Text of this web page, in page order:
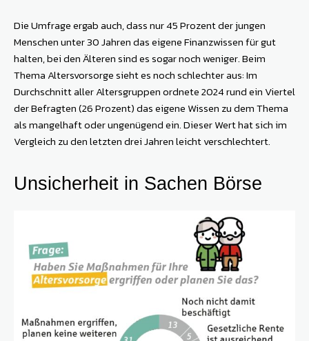
Die Umfrage ergab auch, dass nur 45 Prozent der jungen
Menschen unter 30 Jahren das eigene Finanzwissen für gut
halten, bei den Älteren sind es sogar noch weniger. Beim
Thema Altersvorsorge sieht es noch schlechter aus: Im
Durchschnitt aller Altersgruppen ordnete 2024 rund ein Viertel
der Befragten (26 Prozent) das eigene Wissen zu dem Thema
als mangelhaft oder ungenügend ein. Dieser Wert hat sich im
Vergleich zu den letzten drei Jahren leicht verschlechtert.
Unsicherheit in Sachen Börse